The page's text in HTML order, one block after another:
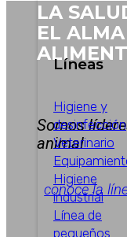
Líneas
Higiene y
desinfección
Veterinario
Higiene
industrial
Línea de
pequeños
LA
EL
Somos
animal
conoce la